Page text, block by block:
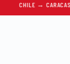
CHILE → CARACAS